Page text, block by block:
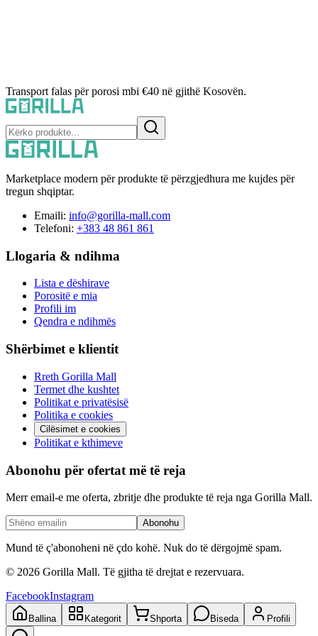
Transport falas për porosi mbi €40 në gjithë Kosovën.
Marketplace modern për produkte të përzgjedhura me kujdes për
tregun shqiptar.
Emaili: info@gorilla-mall.com
Telefoni: +383 48 861 861
Llogaria & ndihma
Lista e dëshirave
Porositë e mia
Profili im
Qendra e ndihmës
Shërbimet e klientit
Rreth Gorilla Mall
Termet dhe kushtet
Politikat e privatësisë
Politika e cookies
Cilësimet e cookies
Politikat e kthimeve
Abonohu për ofertat më të reja
Merr email-e me oferta, zbritje dhe produkte të reja nga Gorilla Mall.
Abonohu
Mund të ç'abonoheni në çdo kohë. Nuk do të dërgojmë spam.
© 2026 Gorilla Mall. Të gjitha të drejtat e rezervuara.
FacebookInstagram
Ballina Kategorit Shporta Biseda Profili